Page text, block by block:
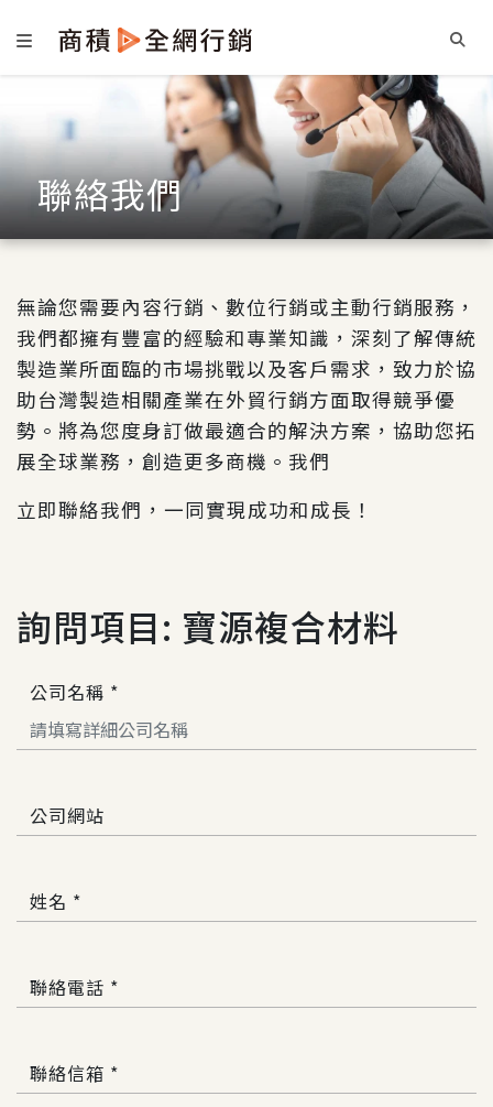
聯絡我們
無論您需要內容行銷、數位行銷或主動行銷服務，
我們都擁有豐富的經驗和專業知識，深刻了解傳統
製造業所面臨的市場挑戰以及客戶需求，致力於協
助台灣製造相關產業在外貿行銷方面取得競爭優
勢。將為您度身訂做最適合的解決方案，協助您拓
展全球業務，創造更多商機。我們
立即聯絡我們 ，一同實現成功和成長！
詢問項目: 寶源複合材料
公司名稱 *
公司網站
姓名 *
聯絡電話 *
聯絡信箱 *